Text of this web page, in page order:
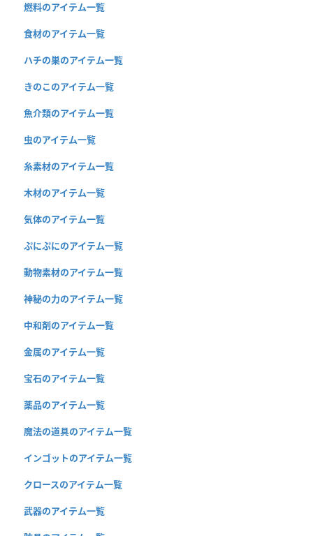
燃料のアイテム一覧
食材のアイテム一覧
ハチの巣のアイテム一覧
きのこのアイテム一覧
魚介類のアイテム一覧
虫のアイテム一覧
糸素材のアイテム一覧
木材のアイテム一覧
気体のアイテム一覧
ぷにぷにのアイテム一覧
動物素材のアイテム一覧
神秘の力のアイテム一覧
中和剤のアイテム一覧
金属のアイテム一覧
宝石のアイテム一覧
薬品のアイテム一覧
魔法の道具のアイテム一覧
インゴットのアイテム一覧
クロースのアイテム一覧
武器のアイテム一覧